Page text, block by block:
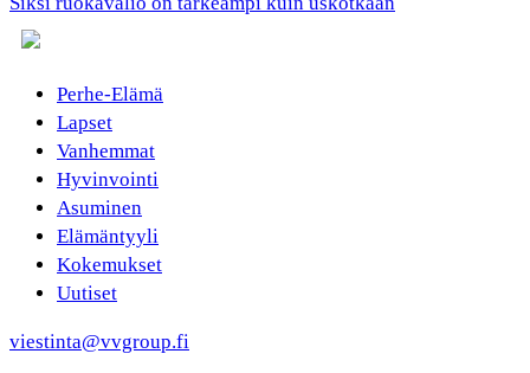
Perhe-Elämä
Lapset
Vanhemmat
Hyvinvointi
Asuminen
Elämäntyyli
Kokemukset
Uutiset
viestinta@vvgroup.fi